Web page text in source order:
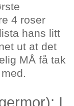
4 roser
hans litt
ut at det
MÅ få tak
I